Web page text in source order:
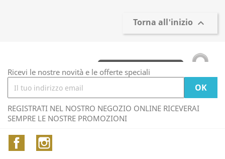
Torna all'inizio 
Ricevi le nostre novità e le offerte speciali
REGISTRATI NEL NOSTRO NEGOZIO ONLINE RICEVERAI
SEMPRE LE NOSTRE PROMOZIONI
Facebook